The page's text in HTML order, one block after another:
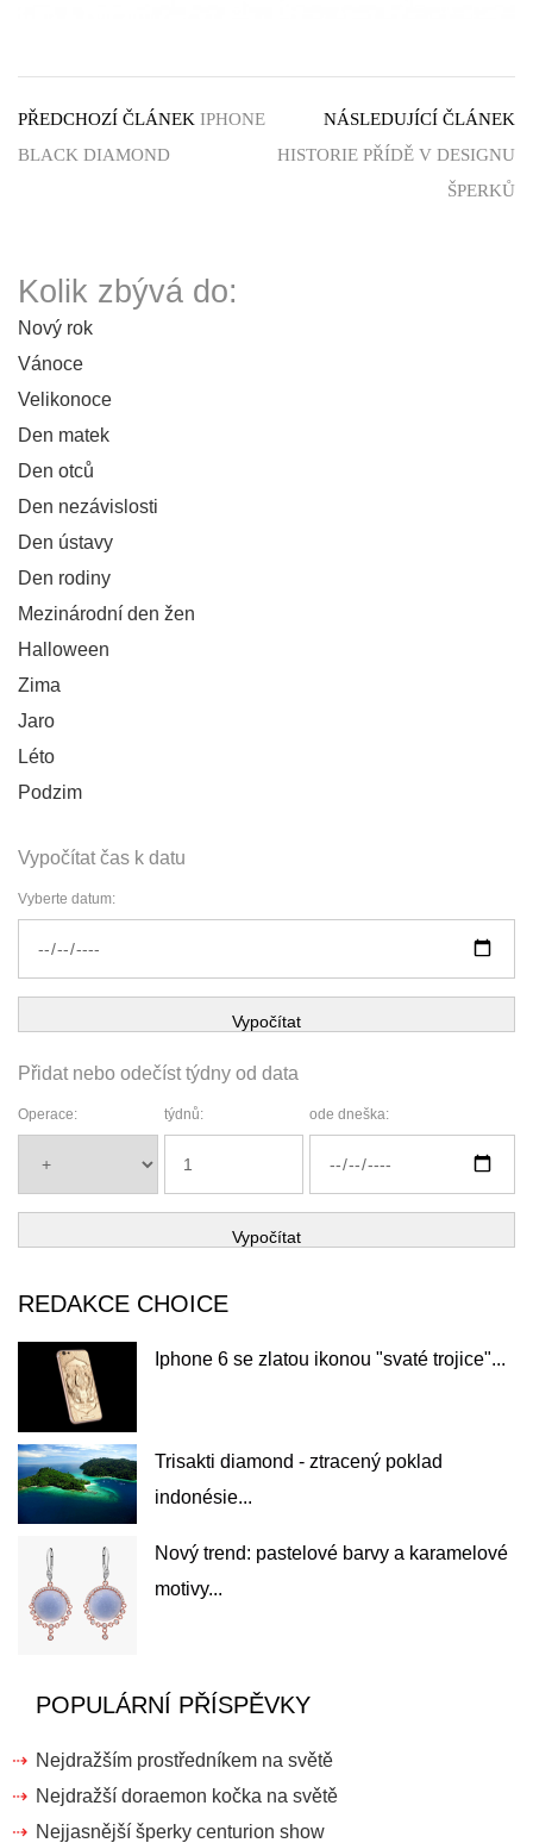
PŘEDCHOZÍ ČLÁNEK IPHONE
BLACK DIAMOND
NÁSLEDUJÍCÍ ČLÁNEK
HISTORIE PŘÍDĚ V DESIGNU
ŠPERKŮ
Kolik zbývá do:
Nový rok
Vánoce
Velikonoce
Den matek
Den otců
Den nezávislosti
Den ústavy
Den rodiny
Mezinárodní den žen
Halloween
Zima
Jaro
Léto
Podzim
Vypočítat čas k datu
Vyberte datum:
Vypočítat
Přidat nebo odečíst týdny od data
Operace: týdnů: ode dneška:
Vypočítat
REDAKCE CHOICE
Iphone 6 se zlatou ikonou "svaté trojice"...
Trisakti diamond - ztracený poklad
indonésie...
Nový trend: pastelové barvy a karamelové
motivy...
POPULÁRNÍ PŘÍSPĚVKY
Nejdražším prostředníkem na světě
Nejdražší doraemon kočka na světě
Nejjasnější šperky centurion show